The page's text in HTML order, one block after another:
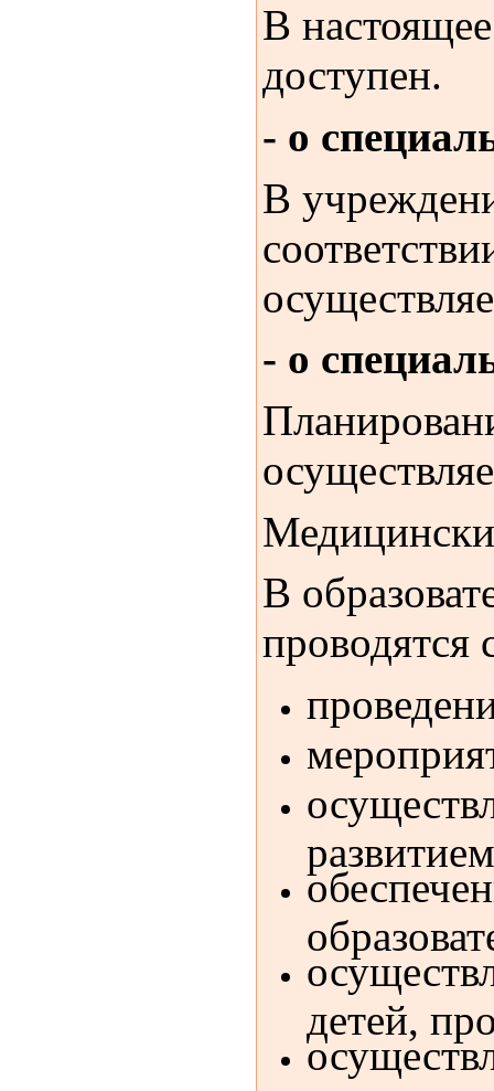
В
доступен.
- о
В
- о
В
детей,